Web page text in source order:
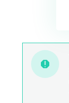
